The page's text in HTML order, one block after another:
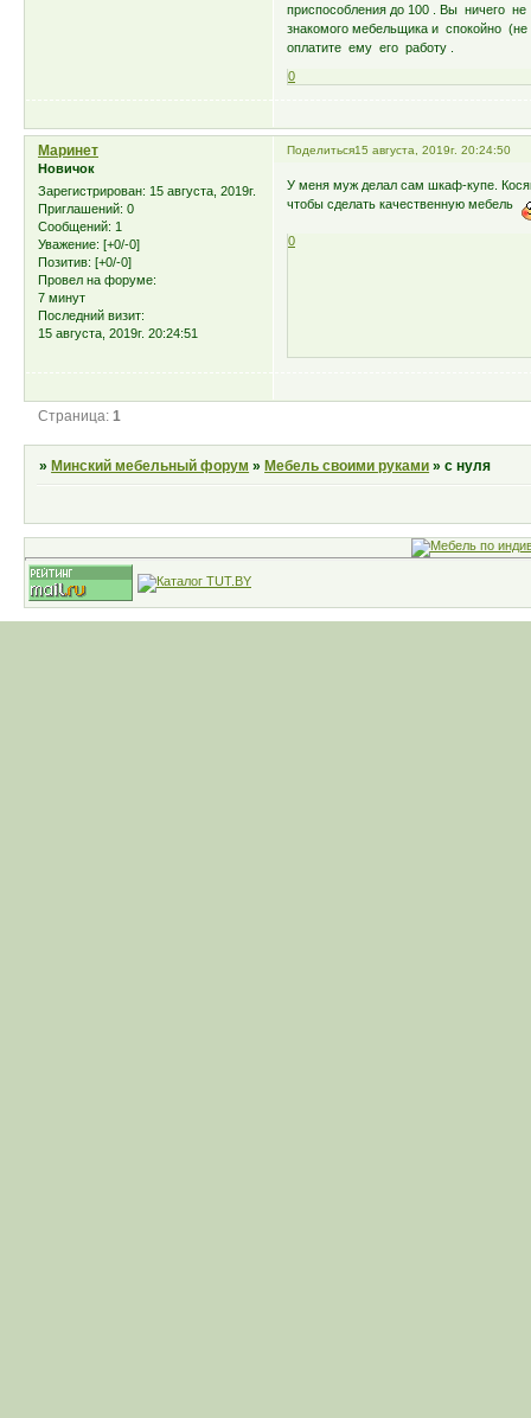
приспособления до 100 . Вы ничего
знакомого мебельщика и спокойно
оплатите ему его работу .
0
Поделиться15 августа, 2019г. 20:24:50
Маринет
Новичок
Зарегистрирован: 15 августа, 2019г.
Приглашений: 0
Сообщений: 1
Уважение: [+0/-0]
Позитив: [+0/-0]
Провел на форуме:
7 минут
Последний визит:
15 августа, 2019г. 20:24:51
У меня муж делал сам шкаф-купе.
чтобы сделать качественную мебель
0
Страница:1
» Минский мебельный форум » Мебель своими руками »с нуля